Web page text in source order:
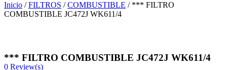
Inicio /FILTROS /COMBUSTIBLE / *** FILTRO
COMBUSTIBLE JC472J WK611/4
*** FILTRO COMBUSTIBLE JC472J WK611/4
0 Review(s)